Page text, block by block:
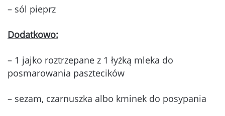
– sól pieprz
Dodatkowo:
– 1 jajko roztrzepane z 1 łyżką mleka do
posmarowania pasztecików
– sezam, czarnuszka albo kminek do posypania